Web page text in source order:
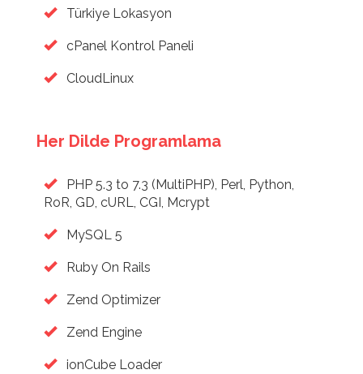
Türkiye Lokasyon
cPanel Kontrol Paneli
CloudLinux
Her Dilde Programlama
PHP 5.3 to 7.3 (MultiPHP), Perl, Python,
RoR, GD, cURL, CGI, Mcrypt
MySQL 5
Ruby On Rails
Zend Optimizer
Zend Engine
ionCube Loader